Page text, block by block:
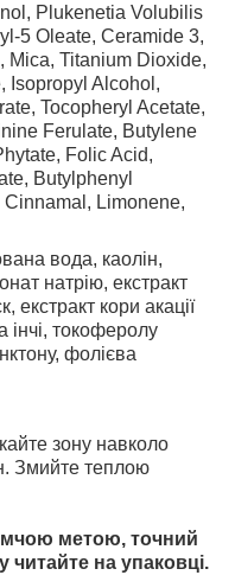
Plukenetia Volubilis
5 Oleate, Ceramide 3,
Mica, Titanium Dioxide,
Isopropyl Alcohol,
Tocopheryl Acetate,
Ferulate, Butylene
Folic Acid,
Butylphenyl
Limonene,
вода, каолін,
натрію, екстракт
екстракт кори акації
інчі, токоферолу
фолієва
зону навколо
Змийте теплою
метою, точний
читайте на упаковці.